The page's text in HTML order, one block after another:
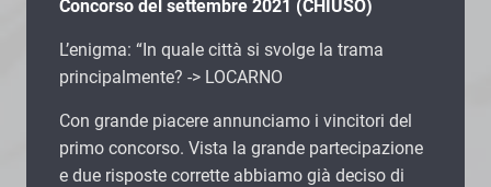
Concorso del settembre 2021 (CHIUSO)
L’enigma: “In quale città si svolge la trama
principalmente? -> LOCARNO
Con grande piacere annunciamo i vincitori del
primo concorso. Vista la grande partecipazione
e due risposte corrette abbiamo già deciso di